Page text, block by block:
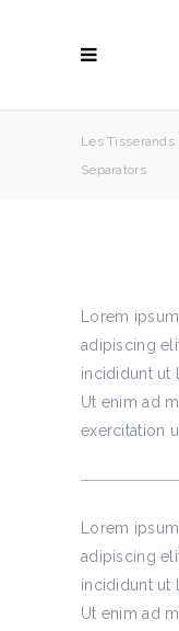
Les Tisserands
Separators
Lorem
adipiscing
incididunt ut
Ut enim ad
exercitation
Lorem
adipiscing
incididunt ut
Ut enim ad